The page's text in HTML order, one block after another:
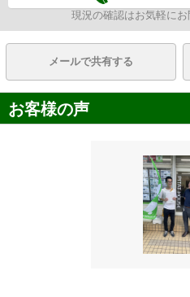
現況の確認はお気軽にお
メールで共有する
お客様の声